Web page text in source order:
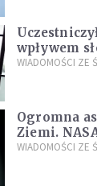
wpływem
zdanie
WIADOMOŚCI ZE
Ogromna
Ziemi.
zagrożenia
WIADOMOŚCI ZE